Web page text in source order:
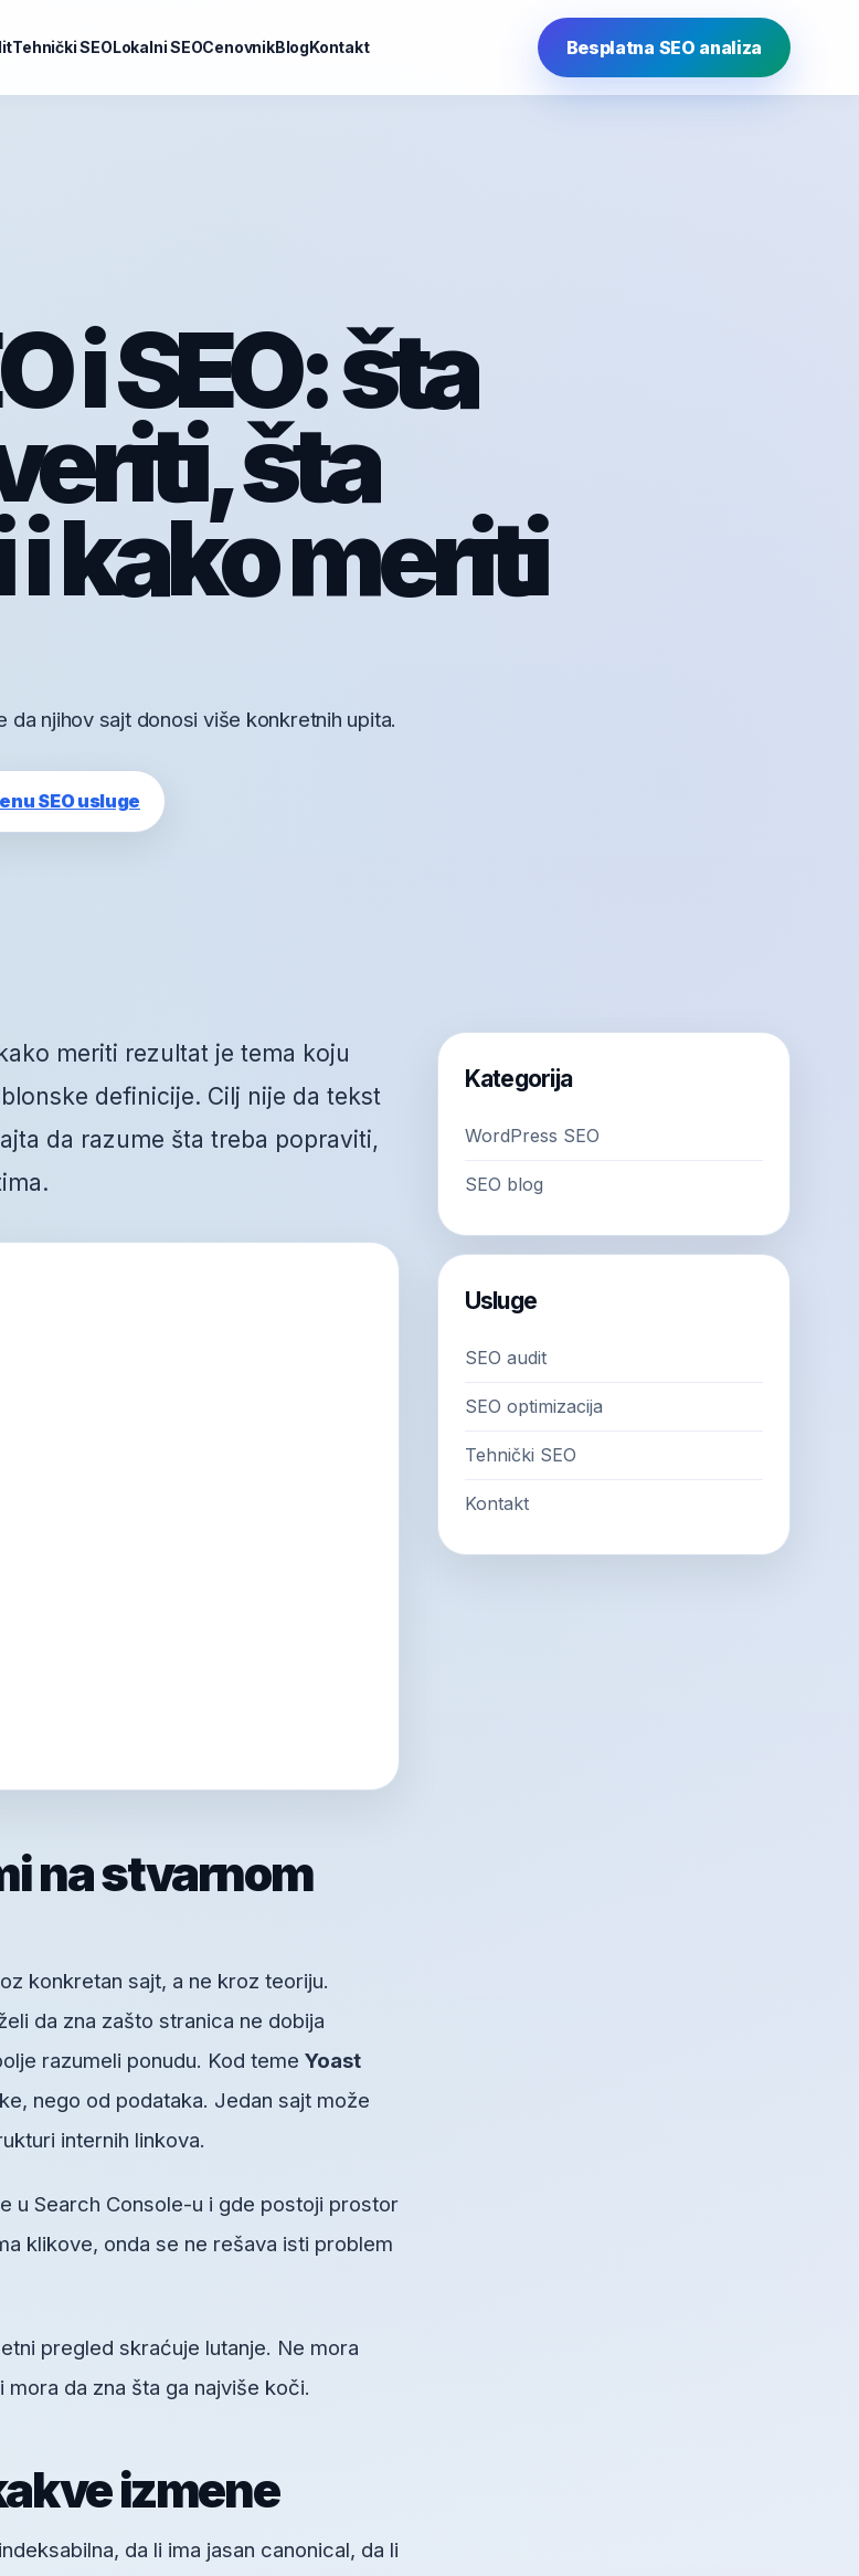
Tehnički SEOLokalni SEOCenovnikBlogKontakt Besplatna SEO analiza
i SEO: šta
šta
kako meriti
da njihov sajt donosi više konkretnih upita.
SEO usluge
meriti rezultat je tema koju
definicije. Cilj nije da tekst
da razume šta treba popraviti,
na stvarnom
konkretan sajt, a ne kroz teoriju.
da zna zašto stranica ne dobija
razumeli ponudu. Kod teme Yoast
nego od podataka. Jedan sajt može
internih linkova.
u Search Console-u i gde postoji prostor
klikove, onda se ne rešava isti problem
pregled skraćuje lutanje. Ne mora
da zna šta ga najviše koči.
izmene
da li ima jasan canonical, da li
Kategorija
WordPress SEO
SEO blog
Usluge
SEO audit
SEO optimizacija
Tehnički SEO
Kontakt